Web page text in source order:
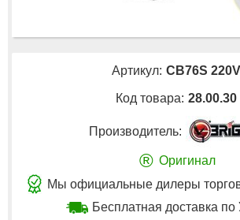
Артикул: CB76S 220V
Код товара: 28.00.30
Производитель:
® Оригинал
Мы официальные дилеры
Бесплатная доставка по